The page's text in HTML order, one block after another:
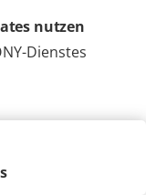
nutzen
Dienstes
des